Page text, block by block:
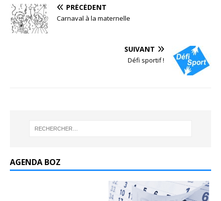
PRÉCÉDENT
Carnaval à la maternelle
SUIVANT
Défi sportif !
AGENDA BOZ